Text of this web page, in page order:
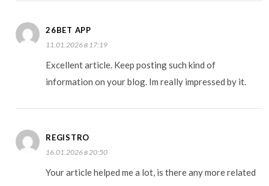
26BET APP
11.01.2026 в 17:19
Excellent article. Keep posting such kind of
information on your blog. Im really impressed by it.
REGISTRO
16.01.2026 в 20:50
Your article helped me a lot, is there any more related